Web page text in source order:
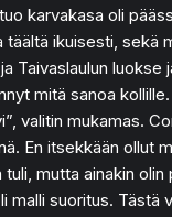
karvakasa oli
ikuisesti, sekä
Taivaslaulun luokse
mitä sanoa kollille.
valitin mukamas.
En itsekkään ollut
mutta ainakin
malli suoritus. Tästä